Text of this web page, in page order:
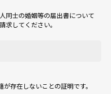
同士の婚姻等の届出書について
求してください。
存在しないことの証明です。